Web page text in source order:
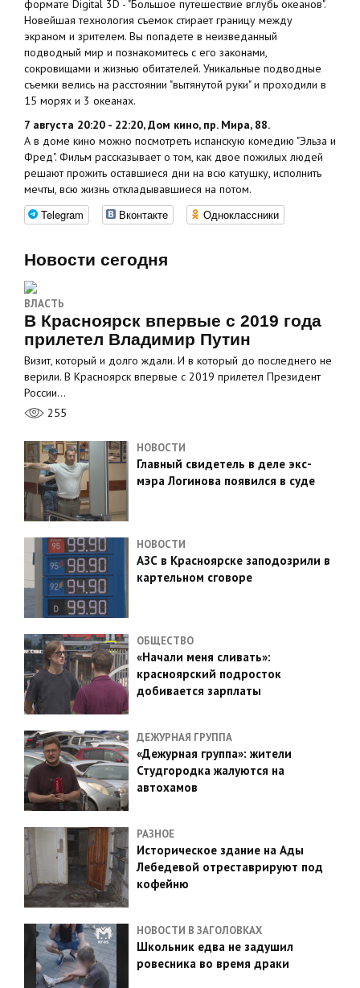
формате Digital 3D - "Большое путешествие вглубь океанов".
Новейшая технология съемок стирает границу между
экраном и зрителем. Вы попадете в неизведанный
подводный мир и познакомитесь с его законами,
сокровищами и жизнью обитателей. Уникальные подводные
съемки велись на расстоянии "вытянутой руки" и проходили в
15 морях и 3 океанах.
7 августа 20:20 - 22:20, Дом кино, пр. Мира, 88.
А в доме кино можно посмотреть испанскую комедию "Эльза и
Фред". Фильм рассказывает о том, как двое пожилых людей
решают прожить оставшиеся дни на всю катушку, исполнить
мечты, всю жизнь откладывавшиеся на потом.
Telegram Вконтакте Одноклассники
Новости сегодня
ВЛАСТЬ
В Красноярск впервые с 2019 года
прилетел Владимир Путин
Визит, который и долго ждали. И в который до последнего не
верили. В Красноярск впервые с 2019 прилетел Президент
России…
255
НОВОСТИ
Главный свидетель в деле экс-
мэра Логинова появился в суде
НОВОСТИ
АЗС в Красноярске заподозрили в
картельном сговоре
ОБЩЕСТВО
«Начали меня сливать»:
красноярский подросток
добивается зарплаты
ДЕЖУРНАЯ ГРУППА
«Дежурная группа»: жители
Студгородка жалуются на
автохамов
РАЗНОЕ
Историческое здание на Ады
Лебедевой отреставрируют под
кофейню
НОВОСТИ В ЗАГОЛОВКАХ
Школьник едва не задушил
ровесника во время драки